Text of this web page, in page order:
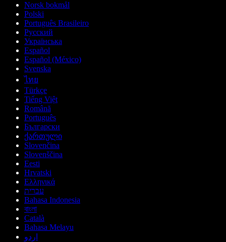
Norsk bokmål
Polski
Português Brasileiro
Русский
Українська
Español
Español (México)
Svenska
ไทย
Türkçe
Tiếng Việt
Română
Português
Български
ქართული
Slovenčina
Slovenščina
Eesti
Hrvatski
Ελληνικά
עברית
Bahasa Indonesia
বাংলা
Català
Bahasa Melayu
اردو